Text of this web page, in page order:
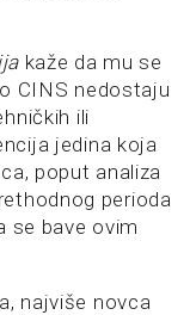
kaže da mu se
CINS nedostaju
ili
jedina koja
poput analiza
perioda
se bave ovim
najviše novca